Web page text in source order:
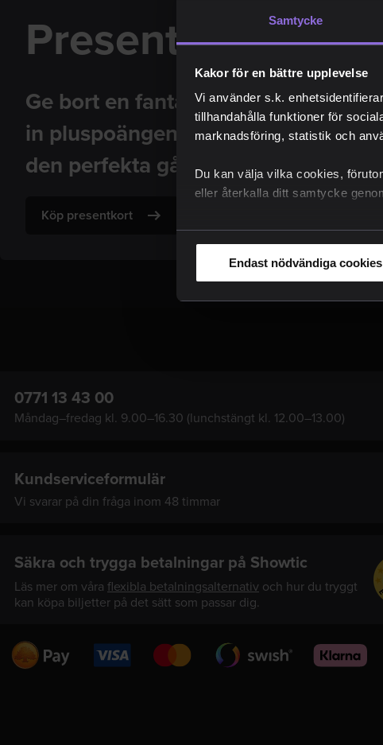
Samtycke
Kakor för en bättre upplevelse
Vi använder s.k.
tillhandahålla funktioner för
marknadsföring, statistik och
Du kan välja vilka cookies,
eller återkalla ditt samtycke
Endast nödvändiga cookies
Presentkort
Ge bort en fantastisk upplevelse
in pluspoängen! Showtics
den perfekta gåvan.
Köp presentkort
0771 13 43 00
Måndag–fredag kl. 9.00–16.30 (lunchstängt kl. 12.00–13.00)
Kundserviceformulär
Vi svarar på din fråga inom 48 timmar
Säkra och trygga betalningar på Showtic
Läs mer om våra flexibla betalningsalternativ och hur du tryggt
kan köpa biljetter på det sätt som passar dig.
Swedbank
Pay
Visa Mastercard Swish Klarna